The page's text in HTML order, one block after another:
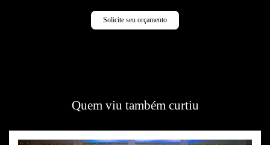
Solicite seu orçamento
Quem viu também curtiu